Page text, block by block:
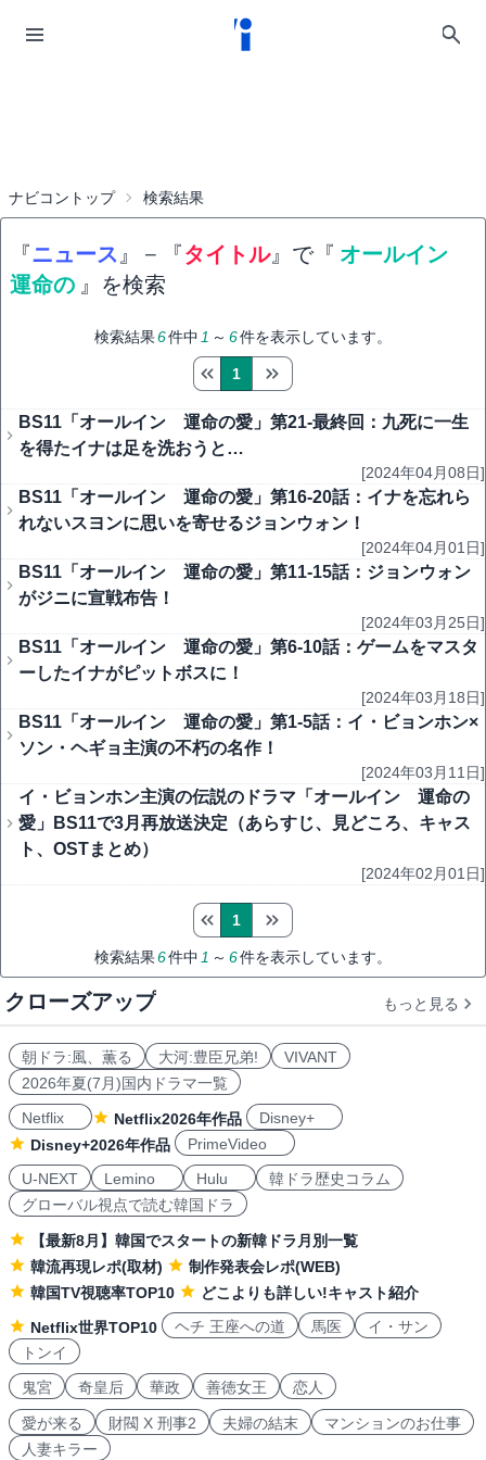
ナビコントップ 検索結果
『ニュース 』 − 『タイトル』で『 オールイン
運命の 』を検索
検索結果6件中 1 ～ 6件を表示しています。
1
BS11「オールイン 運命の愛」第21-最終回：九死に一生
を得たイナは足を洗おうと…
[2024年04月08日]
BS11「オールイン 運命の愛」第16-20話：イナを忘れら
れないスヨンに思いを寄せるジョンウォン！
[2024年04月01日]
BS11「オールイン 運命の愛」第11-15話：ジョンウォン
がジニに宣戦布告！
[2024年03月25日]
BS11「オールイン 運命の愛」第6-10話：ゲームをマスタ
ーしたイナがピットボスに！
[2024年03月18日]
BS11「オールイン 運命の愛」第1-5話：イ・ビョンホン×
ソン・ヘギョ主演の不朽の名作！
[2024年03月11日]
イ・ビョンホン主演の伝説のドラマ「オールイン 運命の
愛」BS11で3月再放送決定（あらすじ、見どころ、キャス
ト、OSTまとめ）
[2024年02月01日]
検索結果6件中 1 ～ 6件を表示しています。
1
クローズアップ もっと見る
朝ドラ:風、薫る 大河:豊臣兄弟!
VIVANT
2026年夏(7月)国内ドラマ一覧
Netflix
Netflix2026年作品
Disney+
Disney+2026年作品
PrimeVideo
U-NEXT
Lemino Hulu
韓ドラ歴史コラム
グローバル視点で読む韓国ドラ
【最新8月】韓国でスタートの新韓ドラ月別一覧
韓流再現レポ(取材)
制作発表会レポ(WEB)
韓国TV視聴率TOP10
どこよりも詳しい!キャスト紹介
Netflix世界TOP10
ヘチ 王座への道 馬医
イ・サン
トンイ
鬼宮
奇皇后 華政 善徳女王 恋人
愛が来る 財閥 X 刑事2 夫婦の結末
マンションのお仕事
人妻キラー